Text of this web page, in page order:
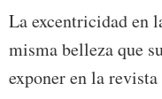
La excentricidad en
misma belleza que
exponer en la revista